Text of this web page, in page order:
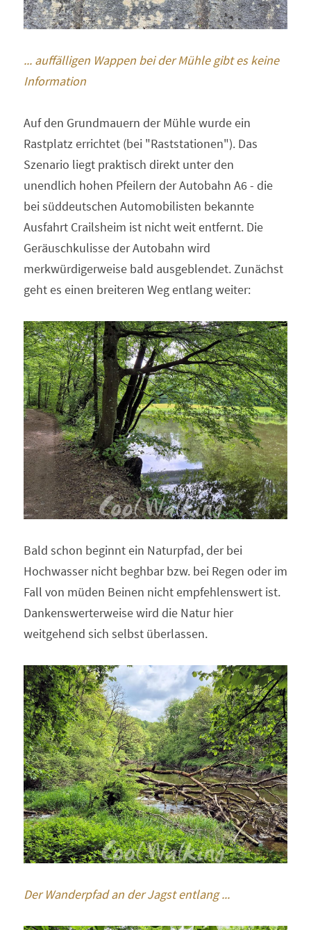
... auffälligen Wappen bei der Mühle gibt es keine
Information
Auf den Grundmauern der Mühle wurde ein
Rastplatz errichtet (bei "Raststationen"). Das
Szenario liegt praktisch direkt unter den
unendlich hohen Pfeilern der Autobahn A6 - die
bei süddeutschen Automobilisten bekannte
Ausfahrt Crailsheim ist nicht weit entfernt. Die
Geräuschkulisse der Autobahn wird
merkwürdigerweise bald ausgeblendet. Zunächst
geht es einen breiteren Weg entlang weiter:
Bald schon beginnt ein Naturpfad, der bei
Hochwasser nicht beghbar bzw. bei Regen oder im
Fall von müden Beinen nicht empfehlenswert ist.
Dankenswerterweise wird die Natur hier
weitgehend sich selbst überlassen.
Der Wanderpfad an der Jagst entlang ...